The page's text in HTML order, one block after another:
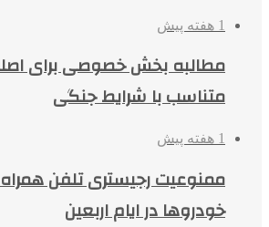
1 هفته پیش
مطالبه بخش خصوصی برای
متناسب با شرایط جنگی
1 هفته پیش
ممنوعیت رجیستری تلفن
خودروها در ایام اربعین